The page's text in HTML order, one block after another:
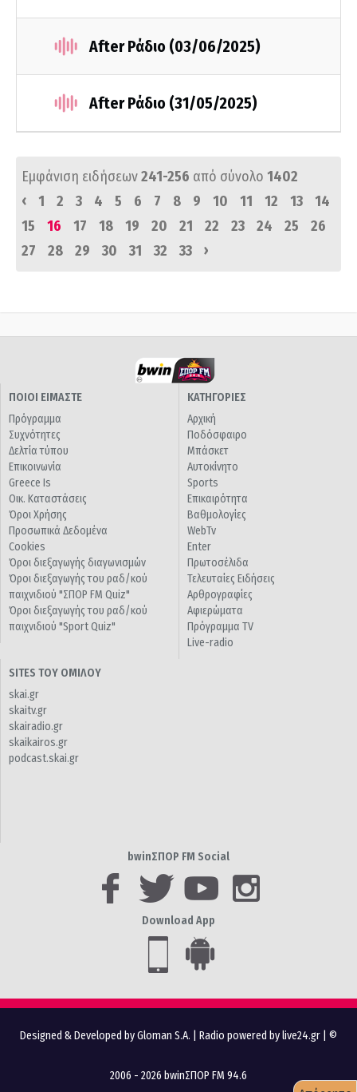
After Ράδιο (03/06/2025)
After Ράδιο (31/05/2025)
Εμφάνιση ειδήσεων241-256 από σύνολο 1402
‹
1 2 3 4 5 6 7 8 9 10 11 12 13
14
15
16 17 18 19 20 21 22 23 24 25
26
27
28 29 30 31 32 33 ›
ΠΟΙΟΙ ΕΙΜΑΣΤΕ
Πρόγραμμα
Συχνότητες
Δελτία τύπου
Επικοινωνία
Greece Is
Οικ. Καταστάσεις
Όροι Χρήσης
Προσωπικά Δεδομένα
Cookies
Όροι διεξαγωγής διαγωνισμών
Όροι διεξαγωγής του ραδ/κού
παιχνιδιού "ΣΠΟΡ FM Quiz"
Όροι διεξαγωγής του ραδ/κού
παιχνιδιού "Sport Quiz"
ΚΑΤΗΓΟΡΙΕΣ
Αρχική
Ποδόσφαιρο
Μπάσκετ
Αυτοκίνητο
Sports
Επικαιρότητα
Βαθμολογίες
WebTv
Enter
Πρωτοσέλιδα
Τελευταίες Ειδήσεις
Αρθρογραφίες
Αφιερώματα
Πρόγραμμα TV
Live-radio
SITES ΤΟΥ ΟΜΙΛΟΥ
skai.gr
skaitv.gr
skairadio.gr
skaikairos.gr
podcast.skai.gr
bwinΣΠΟΡ FM Social
Download App
Designed & Developed by Gloman S.A. Radio powered by live24.gr | ©
2006 - 2026 bwinΣΠΟΡ FM 94.6